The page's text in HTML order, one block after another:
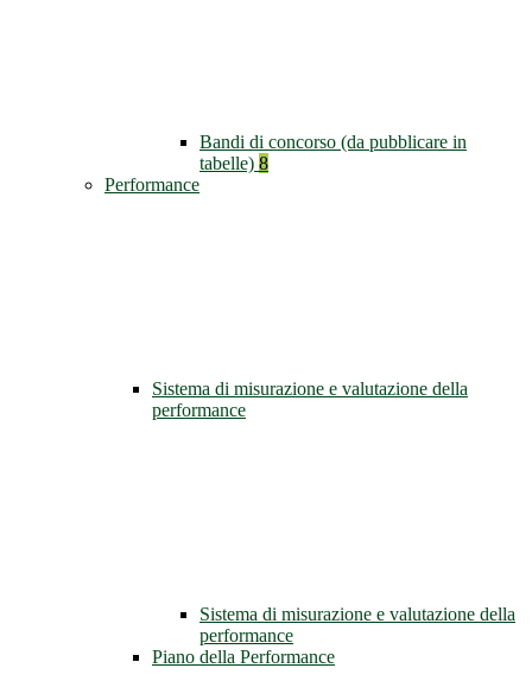
Bandi di concorso (da pubblicare in
tabelle) 8
Performance
Sistema di misurazione e valutazione della
performance
Sistema di misurazione e valutazione della
performance
Piano della Performance